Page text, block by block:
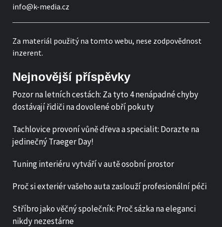
info@k-media.cz
Za materiál použitý na tomto webu, nese zodpovědnost
inzerent.
Nejnovější příspěvky
Pozor na letních cestách: Za tyto 4 nenápadné chyby
dostávají řidiči na dovolené obří pokuty
Tachlovice provoní vůně dřeva a specialit: Dorazte na
jedinečný Traeger Day!
Tuning interiéru vytváří v autě osobní prostor
Proč si exteriér vašeho auta zaslouží profesionální péči
Stříbro jako věčný společník: Proč sázka na eleganci
nikdy nezestárne